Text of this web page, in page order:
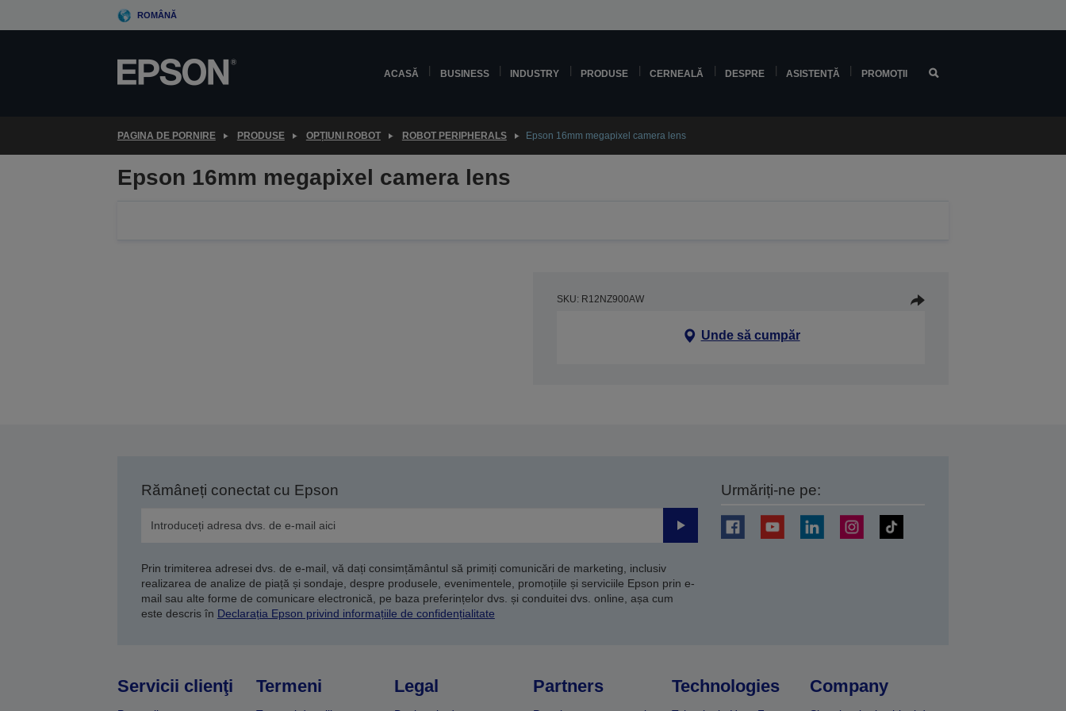
to
ROMÂNĂ
ACASĂ BUSINESS INDUSTRY PRODUSE CERNEALĂ DESPRE ASISTENŢĂ PROMOŢII
PAGINA DE PORNIRE PRODUSE OPȚIUNI ROBOT ROBOT PERIPHERALS Epson 16mm megapixel camera lens
Epson 16mm megapixel camera lens
SKU: R12NZ900AW
Unde să cumpăr
Rămâneți conectat cu Epson
Trimiteți
Prin trimiterea adresei dvs. de e-mail, vă dați consimțământul să primiți comunicări de marketing, inclusiv
realizarea de analize de piață și sondaje, despre produsele, evenimentele, promoțiile și serviciile Epson prin e-
mail sau alte forme de comunicare electronică, pe baza preferințelor dvs. și conduitei dvs. online, așa cum
este descris în Declarația Epson privind informațiile de confidențialitate
Urmăriți-ne pe:
Servicii clienţi Termeni Legal Partners Technologies Company